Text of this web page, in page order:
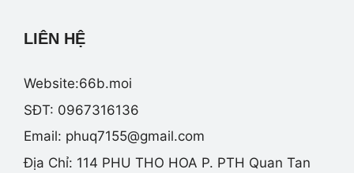
LIÊN HỆ
Website:66b.moi
SĐT: 0967316136
Email: phuq7155@gmail.com
Địa Chỉ: 114 PHU THO HOA P. PTH Quan Tan